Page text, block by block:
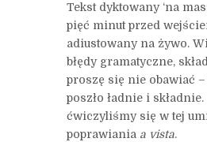
Tekst dyktowany ‘na
pięć minut przed
adiustowany na żywo.
błędy gramatyczne,
proszę się nie obawiać
poszło ładnie i składnie.
ćwiczyliśmy się w tej
poprawiania a vista.